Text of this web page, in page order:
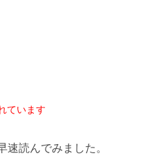
ています
速読んでみました。